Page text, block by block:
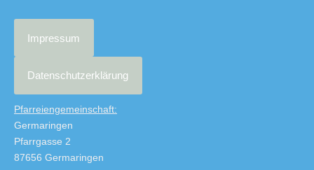
Impressum
Datenschutzerklärung
Pfarreiengemeinschaft:
Germaringen
Pfarrgasse 2
87656 Germaringen